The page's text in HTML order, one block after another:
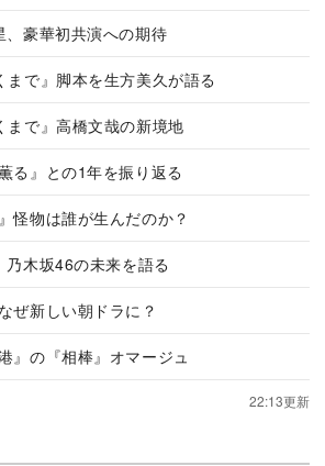
、豪華初共演への期待
まで』脚本を生方美久が語る
まで』高橋文哉の新境地
る』との1年を振り返る
怪物は誰が生んだのか？
乃木坂46の未来を語る
ぜ新しい朝ドラに？
』の『相棒』オマージュ
22:13更新